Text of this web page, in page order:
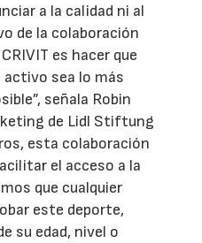
a la calidad ni al
de la colaboración
es hacer que
activo sea lo más
señala Robin
de Lidl Stiftung
esta colaboración
el acceso a la
que cualquier
este deporte,
su edad, nivel o